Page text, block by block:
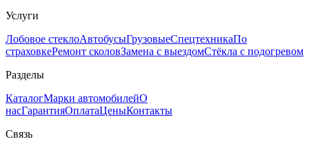
Услуги
Лобовое стеклоАвтобусыГрузовыеСпецтехникаПо
страховкеРемонт сколовЗамена с выездомСтёкла с подогревом
Разделы
КаталогМарки автомобилейО
насГарантияОплатаЦеныКонтакты
Связь